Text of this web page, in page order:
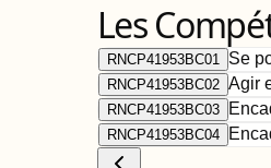
Les
RNCP41953BC01 Se
RNCP41953BC02 Agir
RNCP41953BC03
RNCP41953BC04